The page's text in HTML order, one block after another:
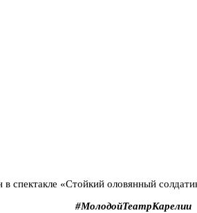
в спектакле «Стойкий оловянный
#МолодойТеатрКарелии